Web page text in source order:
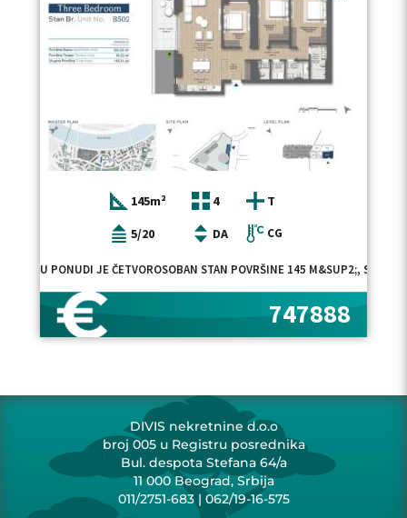
145m² 4
T
5/20
DA CG
U PONUDI JE ČETVOROSOBAN STAN POVRŠINE 145 M&SUP2;,
747888
DIVIS nekretnine d.o.o
broj 005 u Registru posrednika
Bul. despota Stefana 64/a
11 000 Beograd, Srbija
011/2751-683| 062/19-16-575